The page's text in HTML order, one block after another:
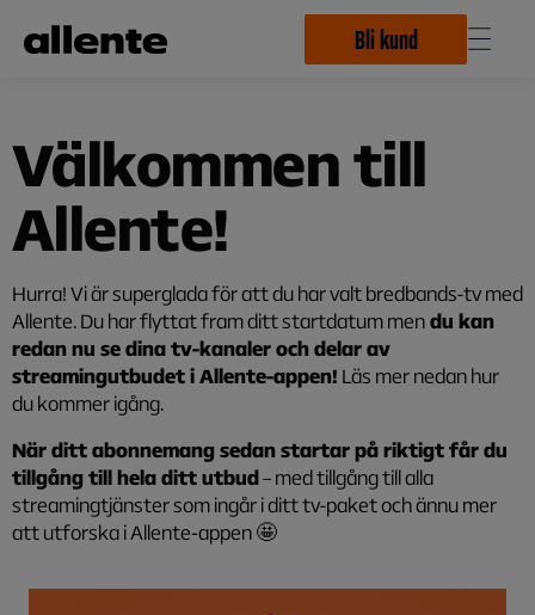
Bli kund
Välkommen till
Allente!
Hurra! Vi är superglada för att du har valt bredbands-tv med
Allente. Du har flyttat fram ditt startdatum mendu kan
redan nu se dina tv-kanaler och delar av
streamingutbudet i Allente-appen! Läs mer nedan hur
du kommer igång.
När ditt abonnemang sedan startar på riktigt får du
tillgång till hela ditt utbud– med tillgång till alla
streamingtjänster som ingår i ditt tv-paket och ännu mer
att utforska i Allente‑appen 🤩